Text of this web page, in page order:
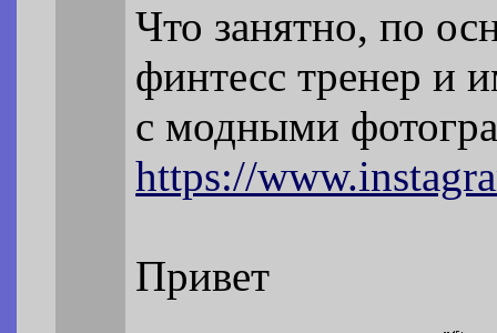
Что занятно, по
финтесс тренер и
с модными
https://
Привет